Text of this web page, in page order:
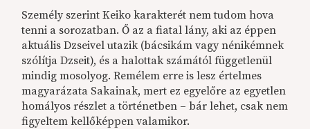
Személy szerint Keiko karakterét nem tudom hova
tenni a sorozatban. Ő az a fiatal lány, aki az éppen
aktuális Dzseivel utazik (bácsikám vagy nénikémnek
szólítja Dzseit), és a halottak számától függetlenül
mindig mosolyog. Remélem erre is lesz értelmes
magyarázata Sakainak, mert ez egyelőre az egyetlen
homályos részlet a történetben – bár lehet, csak nem
figyeltem kellőképpen valamikor.